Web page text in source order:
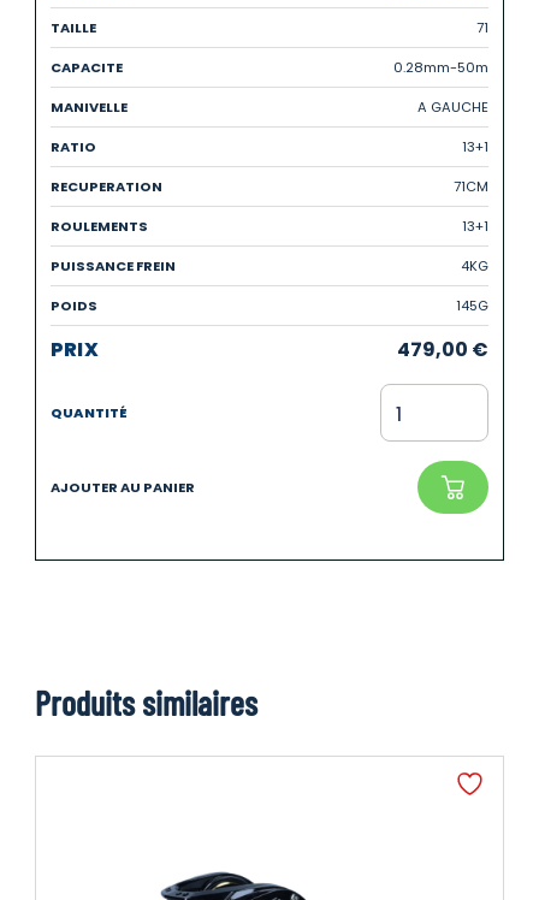
71
0.28mm-50m
A GAUCHE
13+1
71CM
13+1
4KG
145G
479,00 €
Produits similaires